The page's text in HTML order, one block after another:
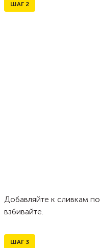
ШАГ 2
Добавляйте к сливкам
взбивайте.
ШАГ 3